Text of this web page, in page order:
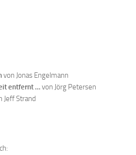
von Jonas Engelmann
entfernt …von Jörg Petersen
Jeff Strand